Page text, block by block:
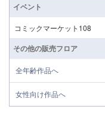
イベント
コミックマーケット108
その他の販売フロア
全年齢作品へ
女性向け作品へ